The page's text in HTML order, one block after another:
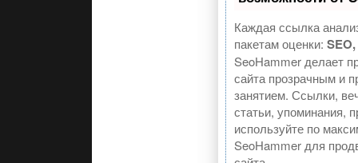
Каждая ссылка
пакетам оценки:
SeoHammer делает
сайта прозрачным и
занятием. Ссылки,
статьи, упоминания,
используйте по
SeoHammer для